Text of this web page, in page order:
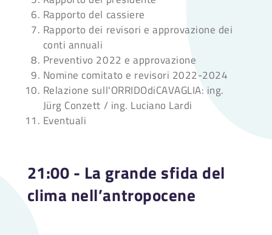
Rapporto del cassiere
Rapporto dei revisori e approvazione dei
conti annuali
Preventivo 2022 e approvazione
Nomine comitato e revisori 2022-2024
Relazione sull'ORRIDOdiCAVAGLIA: ing.
Jürg Conzett / ing. Luciano Lardi
Eventuali
21:00 - La grande sfida del
clima nell’antropocene